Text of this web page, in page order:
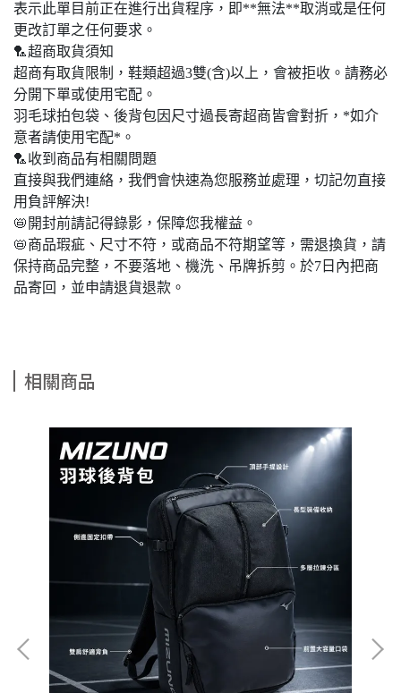
表示此單目前正在進行出貨程序，即**無法**取消或是任何
更改訂單之任何要求。
🏸超商取貨須知
超商有取貨限制，鞋類超過3雙(含)以上，會被拒收。請務必
分開下單或使用宅配。
羽毛球拍包袋、後背包因尺寸過長寄超商皆會對折，*如介
意者請使用宅配*。
🏸收到商品有相關問題
直接與我們連絡，我們會快速為您服務並處理，切記勿直接
用負評解決!
📛開封前請記得錄影，保障您我權益。
📛商品瑕疵、尺寸不符，或商品不符期望等，需退換貨，請
保持商品完整，不要落地、機洗、吊牌拆剪。於7日內把商
品寄回，並申請退貨退款。
相關商品